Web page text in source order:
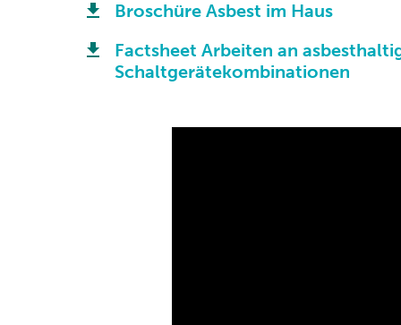
Broschüre Asbest im Haus
Factsheet Arbeiten an
Schaltgerätekombinationen